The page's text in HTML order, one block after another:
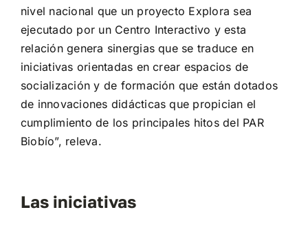
nivel nacional que un proyecto Explora sea
ejecutado por un Centro Interactivo y esta
relación genera sinergias que se traduce en
iniciativas orientadas en crear espacios de
socialización y de formación que están dotados
de innovaciones didácticas que propician el
cumplimiento de los principales hitos del PAR
Biobío”, releva.
Las iniciativas